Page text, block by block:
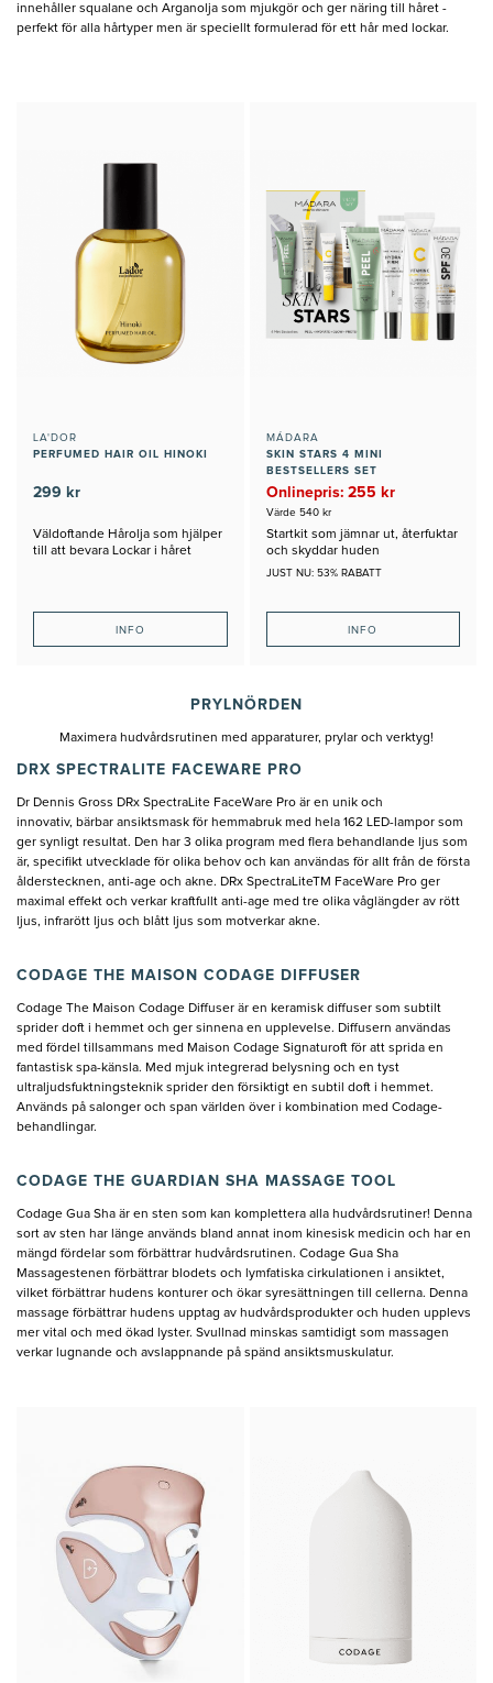
innehåller squalane och Arganolja som mjukgör och ger näring till håret -
perfekt för alla hårtyper men är speciellt formulerad för ett hår med lockar.
LA'DOR
PERFUMED HAIR OIL HINOKI
299 kr
Väldoftande Hårolja som hjälper
till att bevara Lockar i håret
INFO
MÁDARA
SKIN STARS 4 MINI
BESTSELLERS SET
Onlinepris: 255 kr
Värde 540 kr
Startkit som jämnar ut, återfuktar
och skyddar huden
JUST NU: 53% RABATT
INFO
PRYLNÖRDEN
Maximera hudvårdsrutinen med apparaturer, prylar och verktyg!
DRX SPECTRALITE FACEWARE PRO
Dr Dennis Gross DRx SpectraLite FaceWare Pro är en unik och
innovativ, bärbar ansiktsmask för hemmabruk med hela 162 LED-lampor som
ger synligt resultat. Den har 3 olika program med flera behandlande ljus som
är, specifikt utvecklade för olika behov och kan användas för allt från de första
ålderstecknen, anti-age och akne. DRx SpectraLiteTM FaceWare Pro ger
maximal effekt och verkar kraftfullt anti-age med tre olika våglängder av rött
ljus, infrarött ljus och blått ljus som motverkar akne.
CODAGE THE MAISON CODAGE DIFFUSER
Codage The Maison Codage Diffuser är en keramisk diffuser som subtilt
sprider doft i hemmet och ger sinnena en upplevelse. Diffusern användas
med fördel tillsammans med Maison Codage Signaturoft för att sprida en
fantastisk spa-känsla. Med mjuk integrerad belysning och en tyst
ultraljudsfuktningsteknik sprider den försiktigt en subtil doft i hemmet.
Används på salonger och span världen över i kombination med Codage-
behandlingar.
CODAGE THE GUARDIAN SHA MASSAGE TOOL
Codage Gua Sha är en sten som kan komplettera alla hudvårdsrutiner! Denna
sort av sten har länge används bland annat inom kinesisk medicin och har en
mängd fördelar som förbättrar hudvårdsrutinen. Codage Gua Sha
Massagestenen förbättrar blodets och lymfatiska cirkulationen i ansiktet,
vilket förbättrar hudens konturer och ökar syresättningen till cellerna. Denna
massage förbättrar hudens upptag av hudvårdsprodukter och huden upplevs
mer vital och med ökad lyster. Svullnad minskas samtidigt som massagen
verkar lugnande och avslappnande på spänd ansiktsmuskulatur.